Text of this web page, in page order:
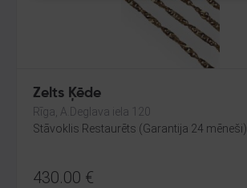
Zelts Ķēde
Rīga, A.Deglava iela 120
Stāvoklis Restaurēts (Garantija 24 mēneši)
430.00 €